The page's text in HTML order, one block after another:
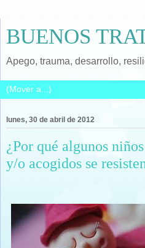
BUENOS
Apego, trauma, desarrollo,
lunes, 30 de abril de 2012
¿Por qué algunos
y/o acogidos se